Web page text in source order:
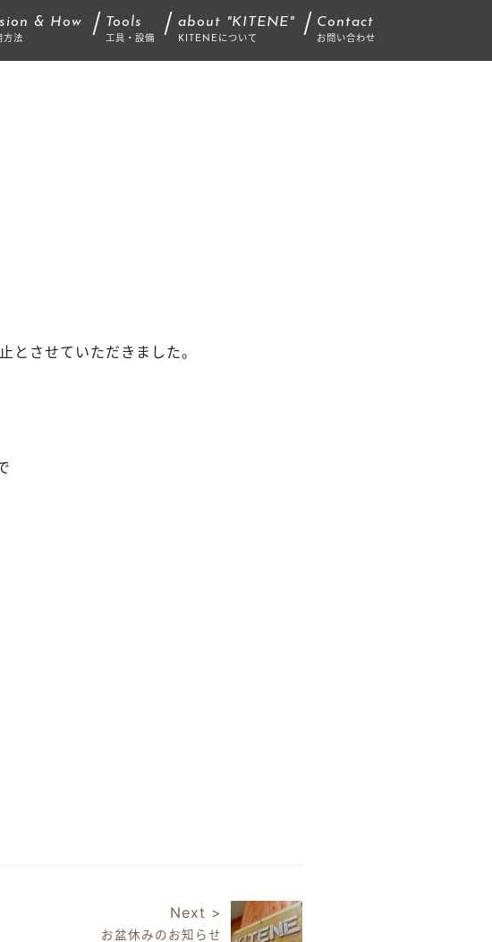
方法
& How
工具・設備
Tools
KITENEについて
about "KITENE"
お問い合わせ
Contact
させていただきました。
Next >
お盆休みのお知らせ